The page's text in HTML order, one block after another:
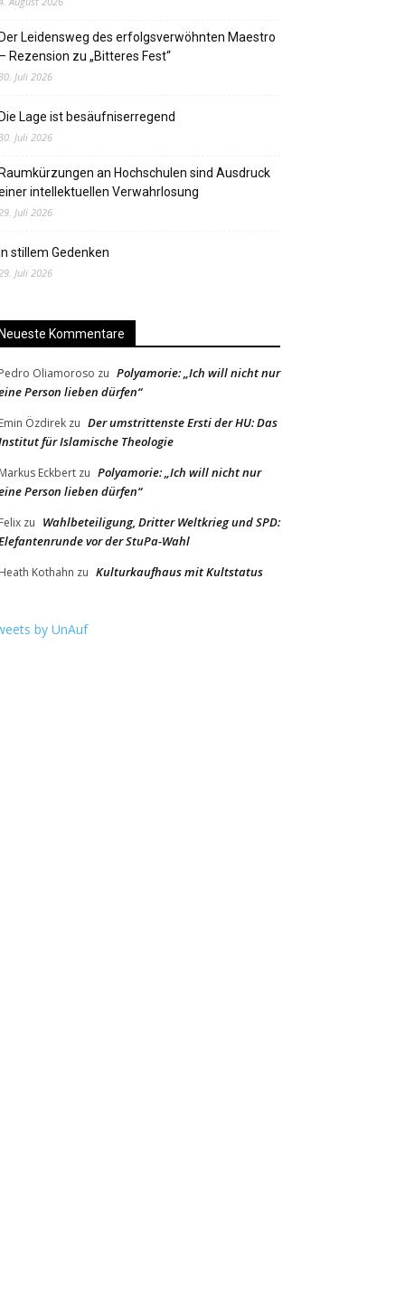
Leidensweg des erfolgsverwöhnten Maestro
Rezension zu „Bitteres Fest“
Juli 2026
Lage ist besäufniserregend
Juli 2026
an Hochschulen sind Ausdruck
intellektuellen Verwahrlosung
Juli 2026
stillem Gedenken
Juli 2026
Kommentare
Oliamoroso zu Polyamorie: „Ich will nicht nur
Person lieben dürfen“
Özdirek zu Der umstrittenste Ersti der HU: Das
für Islamische Theologie
Eckbert zu Polyamorie: „Ich will nicht nur
Person lieben dürfen“
zu Wahlbeteiligung, Dritter Weltkrieg und SPD:
vor der StuPa-Wahl
Kothahn zu Kulturkaufhaus mit Kultstatus
by UnAuf